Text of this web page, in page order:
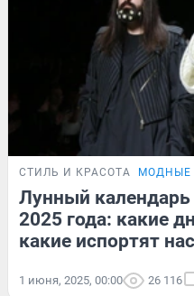
СТИЛЬ И КРАСОТА МОДНЫЕ
Лунный
2025 года: какие
какие испортят
1 июня, 2025, 00:00 26 116